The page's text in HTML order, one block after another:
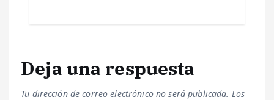
Deja una respuesta
Tu dirección de correo electrónico no será publicada. Los